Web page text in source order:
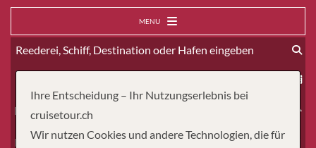
MENU
Erwachsene
Kinder
Ihre Entscheidung – Ihr Nutzungserlebnis bei
cruisetour.ch
Wir nutzen Cookies und andere Technologien, die für